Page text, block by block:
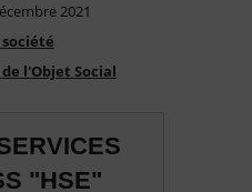
2021
l'Objet Social
"HSE"